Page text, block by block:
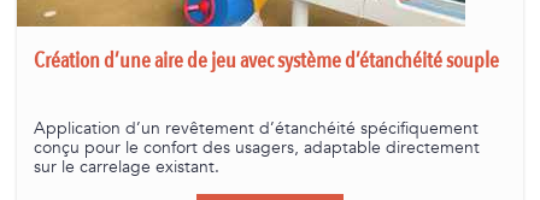
Création d’une aire de jeu avec système d’étanchéité souple
Application d’un revêtement d’étanchéité spécifiquement
conçu pour le confort des usagers, adaptable directement
sur le carrelage existant.